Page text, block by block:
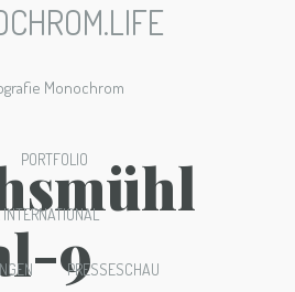
Monochrom
PORTFOLIO
PRESSESCHAU
9